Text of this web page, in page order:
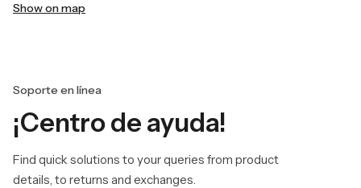
Show on map
Soporte en línea
¡Centro de ayuda!
Find quick solutions to your queries from product
details, to returns and exchanges.